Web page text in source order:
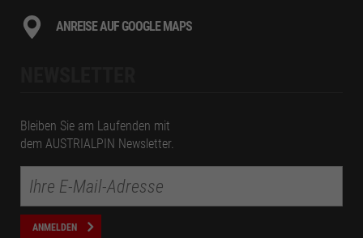
ANREISE AUF GOOGLE MAPS
Bleiben Sie am Laufenden mit
dem AUSTRIALPIN Newsletter.
ANMELDEN